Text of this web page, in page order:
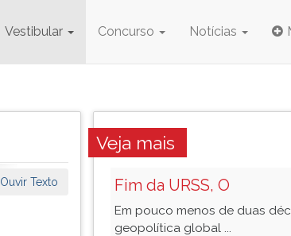
Vestibular Concurso Notícias
Ouvir Texto
Veja mais
Fim da URSS, O
Em pouco menos de duas
geopolítica global ...